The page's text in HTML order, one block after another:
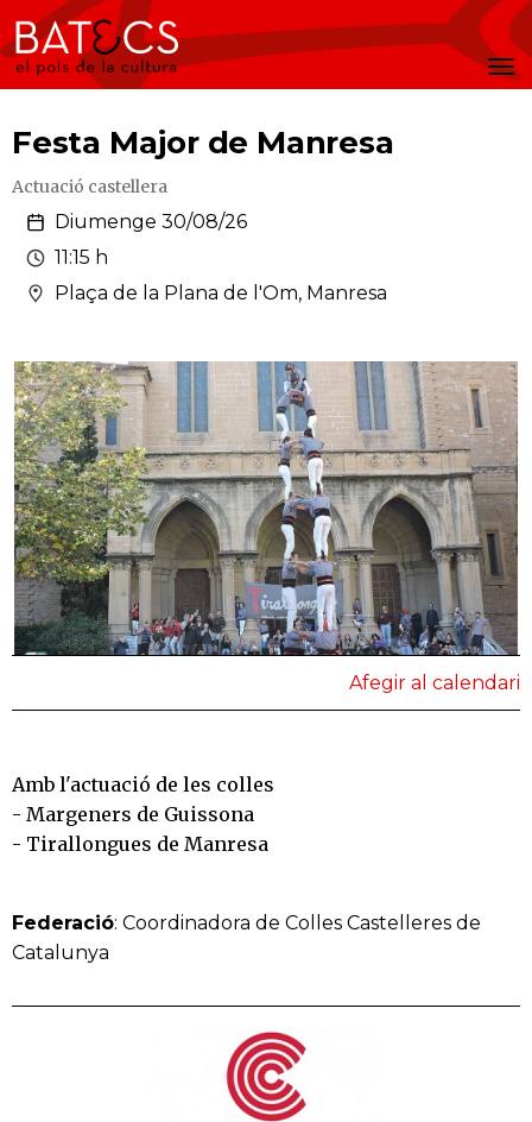
Batecs
Afegir al calendari
Festa Major de Manresa
Actuació castellera
Diumenge 30/08/26
11:15 h
Plaça de la Plana de l'Om, Manresa
Amb l'actuació de les colles
- Margeners de Guissona
- Tirallongues de Manresa
Federació: Coordinadora de Colles Castelleres de
Catalunya